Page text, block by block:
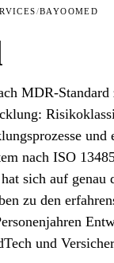
/BAYOOMED
MDR-
und
nach ISO
sich auf
zu den
und